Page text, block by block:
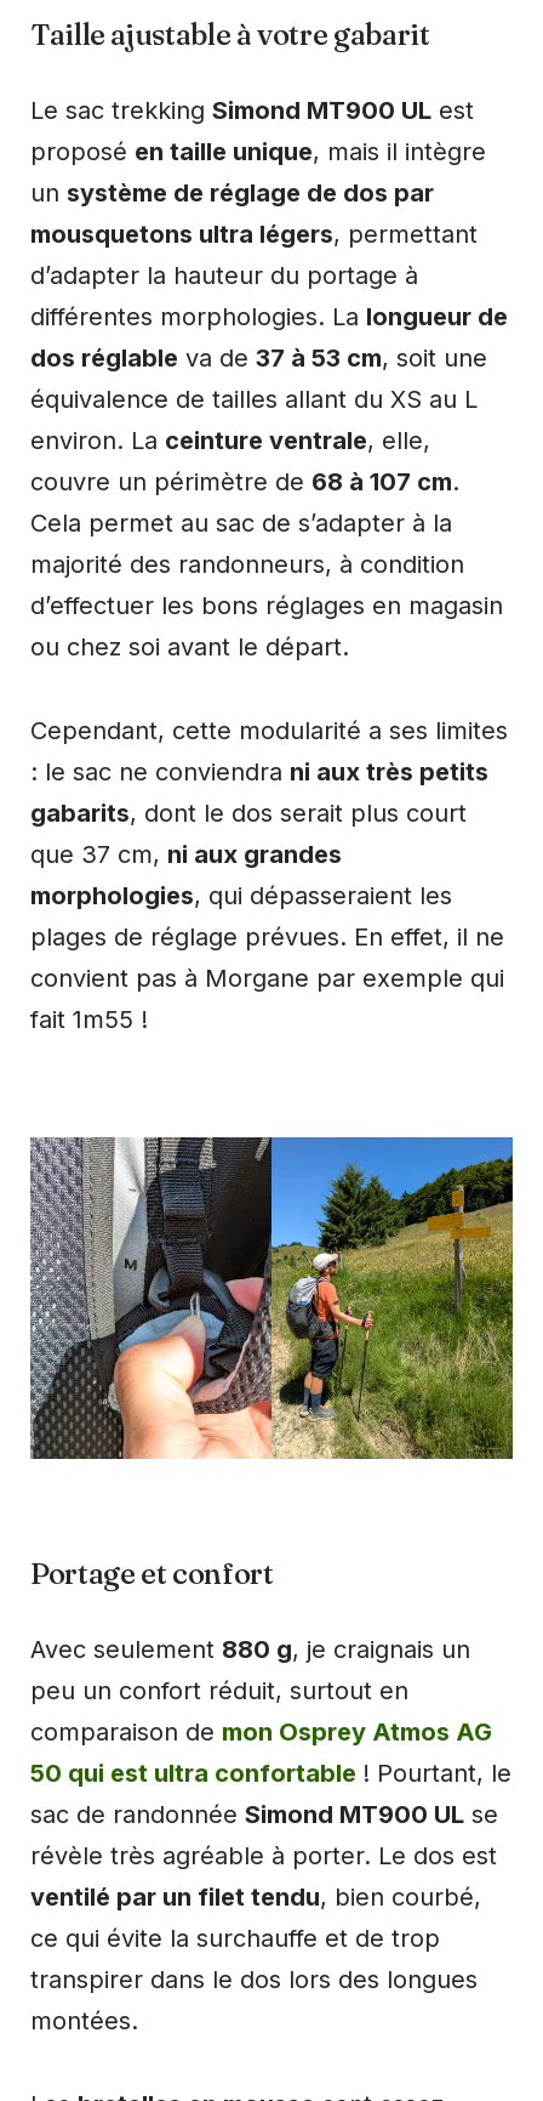
Taille ajustable à votre gabarit
Le sac trekking Simond MT900 UL est
proposé en taille unique, mais il intègre
un système de réglage de dos par
mousquetons ultra légers, permettant
d’adapter la hauteur du portage à
différentes morphologies. La longueur de
dos réglable va de 37 à 53 cm, soit une
équivalence de tailles allant du XS au L
environ. La ceinture ventrale, elle,
couvre un périmètre de 68 à 107 cm.
Cela permet au sac de s’adapter à la
majorité des randonneurs, à condition
d’effectuer les bons réglages en magasin
ou chez soi avant le départ.
Cependant, cette modularité a ses limites
: le sac ne conviendra ni aux très petits
gabarits, dont le dos serait plus court
que 37 cm, ni aux grandes
morphologies, qui dépasseraient les
plages de réglage prévues. En effet, il ne
convient pas à Morgane par exemple qui
fait 1m55 !
Portage et confort
Avec seulement 880 g, je craignais un
peu un confort réduit, surtout en
comparaison de mon Osprey Atmos AG
50 qui est ultra confortable ! Pourtant, le
sac de randonnée Simond MT900 UL se
révèle très agréable à porter. Le dos est
ventilé par un filet tendu, bien courbé,
ce qui évite la surchauffe et de trop
transpirer dans le dos lors des longues
montées.